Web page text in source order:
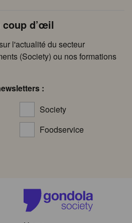
coup d’œil
l'actualité du secteur
(Society) ou nos formations
:
Society
Foodservice